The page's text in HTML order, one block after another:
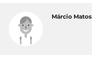
Márcio Matos